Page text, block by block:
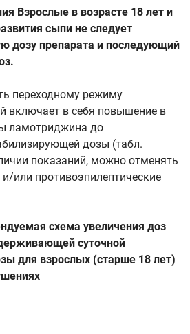
Взрослые в возрасте 18 лет и
сыпи не следует
дозу препарата и последующий
переходному режиму
включает в себя повышение в
ламотриджина до
дозы (табл.
показаний, можно отменять
или противоэпилептические
схема увеличения доз
суточной
для взрослых (старше 18 лет)